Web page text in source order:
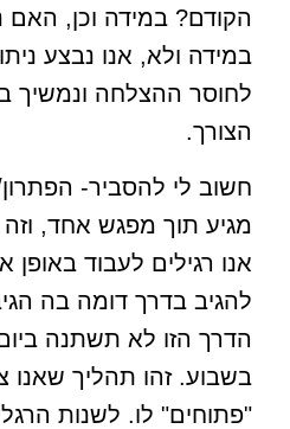
הקודם? במידה וכן, האם
במידה ולא, אנו נבצע
לחוסר ההצלחה ונמשיך
הצורך.
חשוב לי להסביר-
מגיע תוך מפגש אחד,
אנו רגילים לעבוד באופן
להגיב בדרך דומה בה
הדרך הזו לא תשתנה
בשבוע. זהו תהליך שאנו
"פתוחים" לו. לשנות